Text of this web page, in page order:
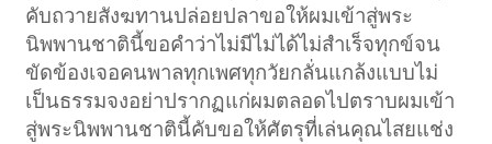
คับถวายสังฆทานปล่อยปลาขอให้ผมเข้าสู่พระ
นิพพานชาตินี้ขอคำว่าไม่มีไม่ได้ไม่สำเร็จทุกข์จน
ขัดข้องเจอคนพาลทุกเพศทุกวัยกลั่นแกล้งแบบไม่
เป็นธรรมจงอย่าปรากฏแก่ผมตลอดไปตราบผมเข้า
สู่พระนิพพานชาตินี้คับขอให้ศัตรุที่เล่นคุณไสยแช่ง